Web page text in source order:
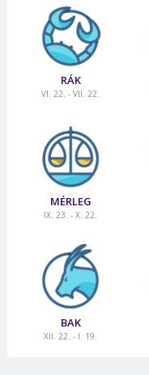
RÁK
VI. 22. - VII. 22.
MÉRLEG
IX. 23. - X. 22.
BAK
XII. 22. - I. 19.